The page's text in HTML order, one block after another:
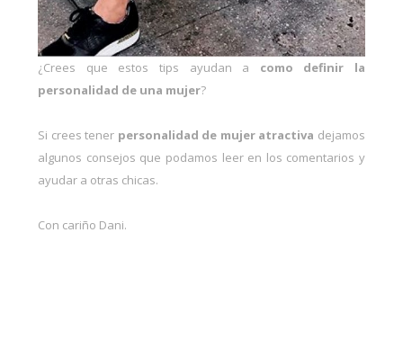
¿Crees que estos tips ayudan a como definir la
personalidad de una mujer?
Si crees tener personalidad de mujer atractiva dejamos
algunos consejos que podamos leer en los comentarios y
ayudar a otras chicas.
Con cariño Dani.